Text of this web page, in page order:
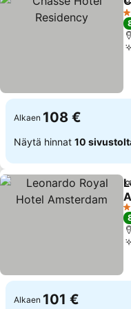
4
Alkaen 108 €
Näytä hinnat 10
4
Alkaen 101 €